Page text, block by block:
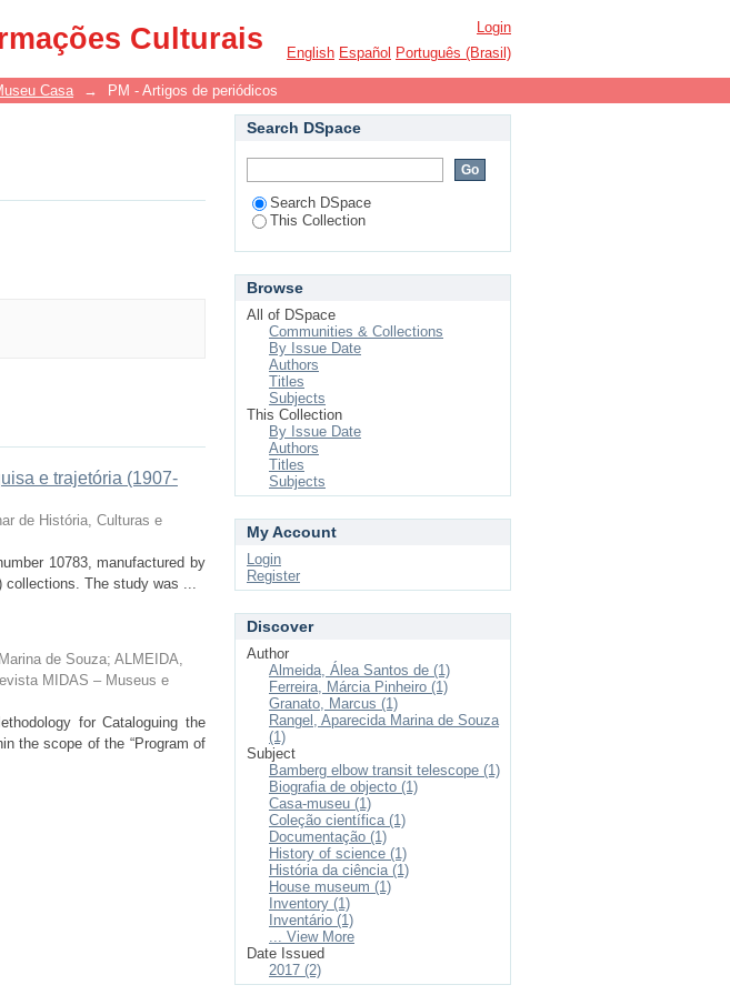
Culturais
Login
English Español Português (Brasil)
Casa → PM - Artigos de periódicos
e trajetória (1907-
de História, Culturas e
10783, manufactured by
collections. The study was ...
de Souza; ALMEIDA,
MIDAS – Museus e
for Cataloguing the
the scope of the “Program of
Search DSpace
Search DSpace
This Collection
Browse
All of DSpace
Communities & Collections
By Issue Date
Authors
Titles
Subjects
This Collection
By Issue Date
Authors
Titles
Subjects
My Account
Login
Register
Discover
Author
Almeida, Álea Santos de (1)
Ferreira, Márcia Pinheiro (1)
Granato, Marcus (1)
Rangel, Aparecida Marina de Souza
(1)
Subject
Bamberg elbow transit telescope (1)
Biografia de objecto (1)
Casa-museu (1)
Coleção científica (1)
Documentação (1)
History of science (1)
História da ciência (1)
House museum (1)
Inventory (1)
Inventário (1)
... View More
Date Issued
2017 (2)